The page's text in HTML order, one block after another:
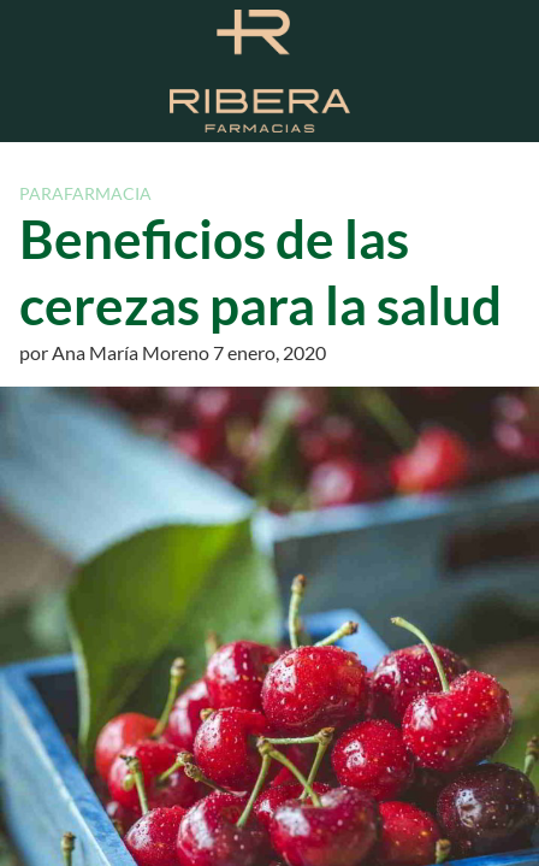
n
i
PARAFARMACIA
Beneficios de las
cerezas para la salud
porAna María Moreno7 enero, 2020